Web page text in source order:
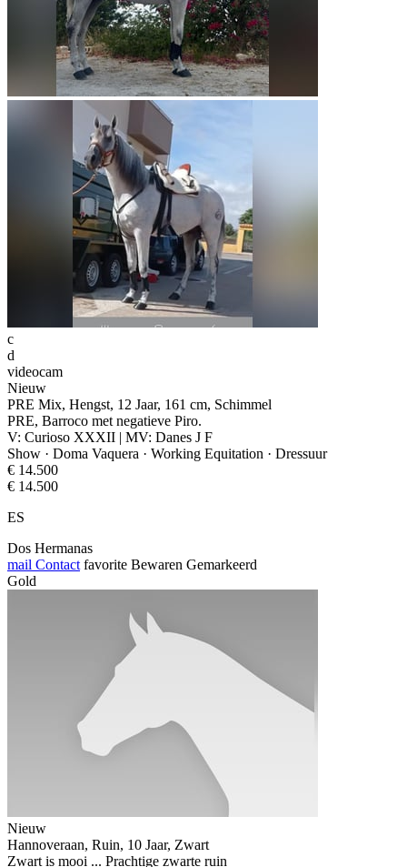
c
d
videocam
Nieuw
PRE Mix, Hengst, 12 Jaar, 161 cm, Schimmel
PRE, Barroco met negatieve Piro.
V: Curioso XXXII | MV: Danes J F
Show · Doma Vaquera · Working Equitation · Dressuur
€ 14.500
€ 14.500
ES
Dos Hermanas
mail Contact favorite Bewaren Gemarkeerd
Gold
Nieuw
Hannoveraan, Ruin, 10 Jaar, Zwart
Zwart is mooi ... Prachtige zwarte ruin